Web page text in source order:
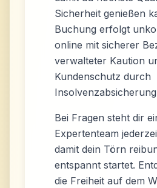
Sicherheit genießen
Buchung erfolgt
online mit sicherer
verwalteter Kaution
Kundenschutz durch
Bei Fragen steht dir
Expertenteam
damit dein Törn
entspannt startet.
die Freiheit auf dem